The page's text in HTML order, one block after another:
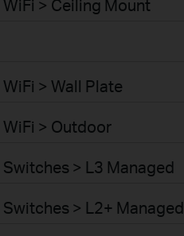
> Ceiling Mount
> Wall Plate
> Outdoor
> L3 Managed
> L2+ Managed